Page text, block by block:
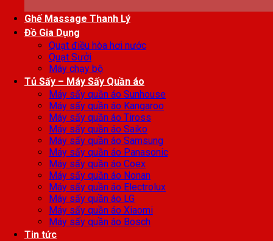
Ghế Massage Thanh Lý
Đồ Gia Dụng
Quạt điều hòa hơi nước
Quạt Sưởi
Máy chạy bộ
Tủ Sấy – Máy Sấy Quần áo
Máy sấy quần áo Sunhouse
Máy sấy quần áo Kangaroo
Máy sấy quần áo Tiross
Máy sấy quần áo Saiko
Máy sấy quần áo Samsung
Máy sấy quần áo Panasonic
Máy sấy quần áo Coex
Máy sấy quần áo Nonan
Máy sấy quần áo Electrolux
Máy sấy quần áo LG
Máy sấy quần áo Xiaomi
Máy sấy quần áo Bosch
Tin tức